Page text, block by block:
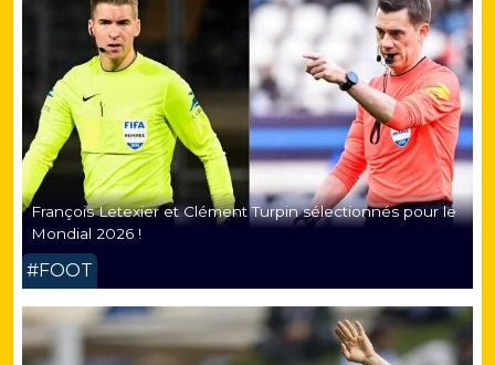
François Letexier et Clément Turpin sélectionnés pour le
Mondial 2026 !
#FOOT